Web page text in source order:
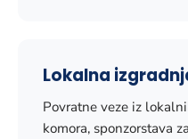
Lokalna
Povratne veze iz
komora, sponzorstava